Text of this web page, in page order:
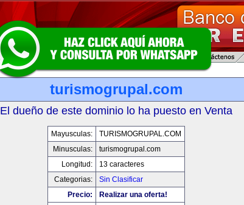
turismogrupal.com
El dueño de este dominio lo ha puesto en Venta
Mayusculas:
TURISMOGRUPAL.COM
Minusculas:
turismogrupal.com
Longitud:
13 caracteres
Categorias:
Sin Clasificar
Precio:
Realizar una oferta!